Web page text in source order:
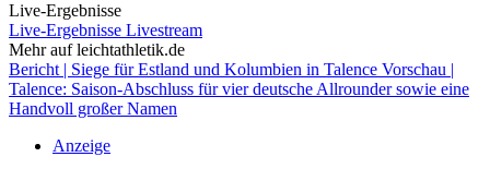
Live-Ergebnisse
Live-Ergebnisse Livestream
Mehr auf leichtathletik.de
Bericht | Siege für Estland und Kolumbien in Talence Vorschau |
Talence: Saison-Abschluss für vier deutsche Allrounder sowie eine
Handvoll großer Namen
Anzeige